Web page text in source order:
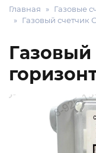
Главная
Газовые
Газовый счетчик
Газовый